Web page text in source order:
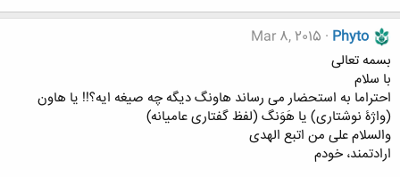
Phyto
Mar 8, 2015
بسمه تعالی
با سلام
احتراما به استحضار می رساند هاونگ دیگه چه صیغه ایه؟!! یا هاون
(واژۀ نوشتاری) یا هَوَنگ (لفظ گفتاری عامیانه)
والسلام علی من اتبع الهدی
ارادتمند، خودم